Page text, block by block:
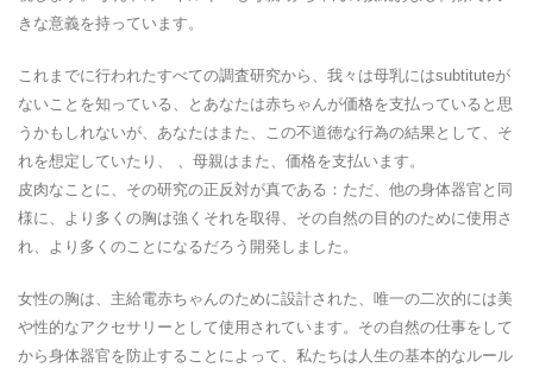
きな意義を持っています。
これまでに行われたすべての調査研究から、我々は母乳にはsubtituteが
ないことを知っている、とあなたは赤ちゃんが価格を支払っていると思
うかもしれないが、あなたはまた、この不道徳な行為の結果として、そ
れを想定していたり、 、母親はまた、価格を支払います。
皮肉なことに、その研究の正反対が真である：ただ、他の身体器官と同
様に、より多くの胸は強くそれを取得、その自然の目的のために使用さ
れ、より多くのことになるだろう開発しました。
女性の胸は、主給電赤ちゃんのために設計された、唯一の二次的には美
や性的なアクセサリーとして使用されています。その自然の仕事をして
から身体器官を防止することによって、私たちは人生の基本的なルール